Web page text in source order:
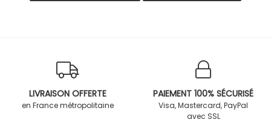
LIVRAISON OFFERTE
en France métropolitaine
PAIEMENT 100% SÉCURISÉ
Visa, Mastercard, PayPal
avec SSL